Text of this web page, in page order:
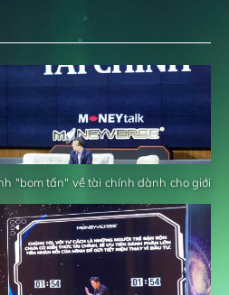
"bom tấn" về tài chính dành cho giới